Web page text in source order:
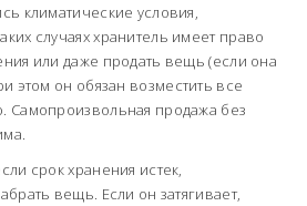
климатические условия,
случаях хранитель имеет право
или даже продать вещь (если она
этом он обязан возместить все
Самопроизвольная продажа без
срок хранения истек,
вещь. Если он затягивает,